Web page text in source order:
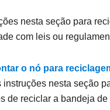
nesta seção para
com leis ou
o nó para
instruções nesta seção
de reciclar a bandeja de